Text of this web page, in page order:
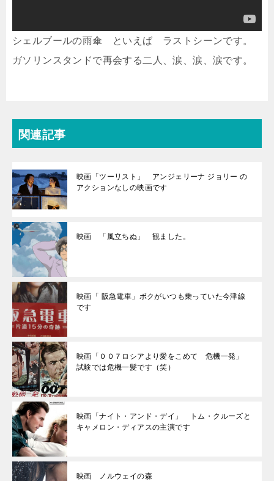
シェルブールの雨傘 といえば ラストシーンです。
ガソリンスタンドで再会する二人、涙、涙、涙です。
関連記事
映画「ツーリスト」 アンジェリーナ ジョリー の
アクションなしの映画です
映画 「風立ちぬ」 観ました。
映画「 阪急電車」ボクがいつも乗っていた今津線
です
映画「００７ロシアより愛をこめて 危機一発」
試験では危機一髪です（笑）
映画「ナイト・アンド・デイ」 トム・クルーズと
キャメロン・ディアスの主演です
映画 ノルウェイの森